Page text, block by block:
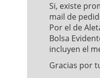
Si, existe
mail de
Por el de
Bolsa
incluyen el
Gracias por